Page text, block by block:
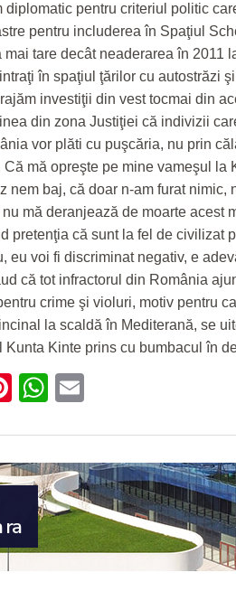
diplomatic pentru criteriul politic
pentru includerea în Spaţiul
tare decât neaderarea în 2011
în spaţiul ţărilor cu autostrăzi
investiţii din vest tocmai din
din zona Justiţiei că indivizii
vor plăti cu puşcăria, nu prin
Că mă opreşte pe mine vameşul la
nem baj, că doar n-am furat nimic,
mă deranjează de moarte acest
pretenţia că sunt la fel de civilizat
eu voi fi discriminat negativ, e
că tot infractorul din România
crime şi violuri, motiv pentru
la scaldă în Mediterană, se
Kunta Kinte prins cu bumbacul în
Pinterest
WhatsApp